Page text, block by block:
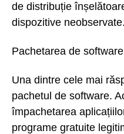
de distribuție
dispozitive neobservate.
Pachetarea de software
Una dintre cele mai
pachetul de software.
împachetarea
programe gratuite